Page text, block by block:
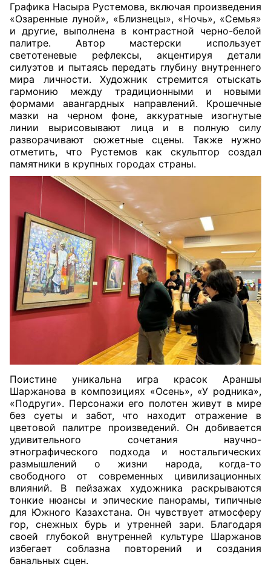
Графика Насыра Рустемова, включая произведения
«Озаренные луной», «Близнецы», «Ночь», «Семья»
и другие, выполнена в контрастной черно-белой
палитре. Автор мастерски использует
светотеневые рефлексы, акцентируя детали
силуэтов и пытаясь передать глубину внутреннего
мира личности. Художник стремится отыскать
гармонию между традиционными и новыми
формами авангардных направлений. Крошечные
мазки на черном фоне, аккуратные изогнутые
линии вырисовывают лица и в полную силу
разворачивают сюжетные сцены. Также нужно
отметить, что Рустемов как скульптор создал
памятники в крупных городах страны.
Поистине уникальна игра красок Араншы
Шаржанова в композициях «Осень», «У родника»,
«Подруги». Персонажи его полотен живут в мире
без суеты и забот, что находит отражение в
цветовой палитре произведений. Он добивается
удивительного сочетания научно-
этнографического подхода и ностальгических
размышлений о жизни народа, когда-то
свободного от современных цивилизационных
влияний. В пейзажах художника раскрываются
тонкие нюансы и эпические панорамы, типичные
для Южного Казахстана. Он чувствует атмосферу
гор, снежных бурь и утренней зари. Благодаря
своей глубокой внутренней культуре Шаржанов
избегает соблазна повторений и создания
банальных сцен.